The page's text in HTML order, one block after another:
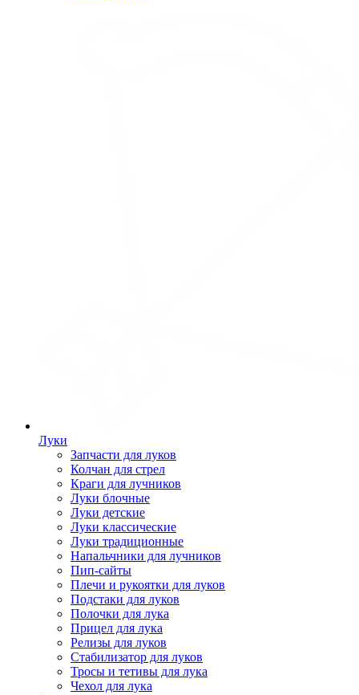
Луки
Запчасти для луков
Колчан для стрел
Краги для лучников
Луки блочные
Луки детские
Луки классические
Луки традиционные
Напальчники для лучников
Пип-сайты
Плечи и рукоятки для луков
Подстаки для луков
Полочки для лука
Прицел для лука
Релизы для луков
Стабилизатор для луков
Тросы и тетивы для лука
Чехол для лука